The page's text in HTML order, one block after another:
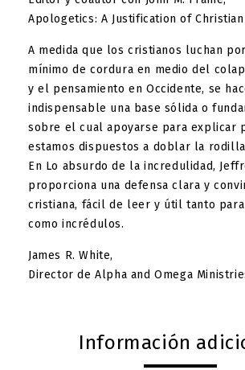
Apologetics: A Justification of
A medida que los cristianos luchan
mínimo de cordura en medio del
y el pensamiento en Occidente, se
indispensable una base sólida o
sobre el cual apoyarse para explicar
estamos dispuestos a doblar la
En Lo absurdo de la incredulidad,
proporciona una defensa clara y
cristiana, fácil de leer y útil tanto
como incrédulos.
James R. White,
Director de Alpha and Omega
Información